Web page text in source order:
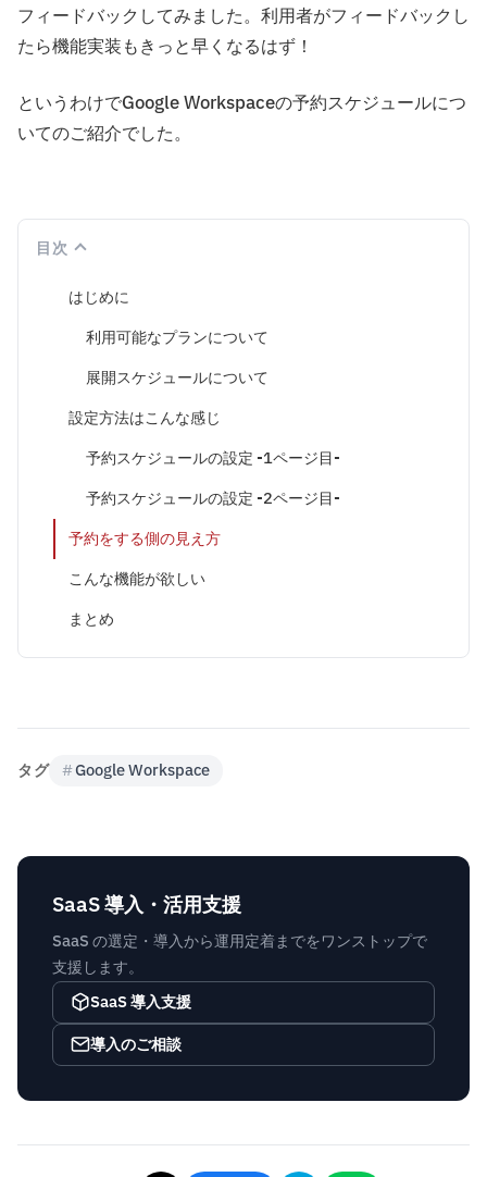
フィードバックしてみました。利用者がフィードバックし
たら機能実装もきっと早くなるはず！
というわけでGoogle Workspaceの予約スケジュールにつ
いてのご紹介でした。
目次
はじめに
利用可能なプランについて
展開スケジュールについて
設定方法はこんな感じ
予約スケジュールの設定 -1ページ目-
予約スケジュールの設定 -2ページ目-
予約をする側の見え方
こんな機能が欲しい
まとめ
タグ #Google Workspace
SaaS 導入・活用支援
SaaS の選定・導入から運用定着までをワンストップで
支援します。
SaaS 導入支援
導入のご相談